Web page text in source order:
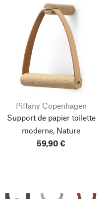
Piffany Copenhagen
Support de papier toilette
moderne, Nature
59,90 €